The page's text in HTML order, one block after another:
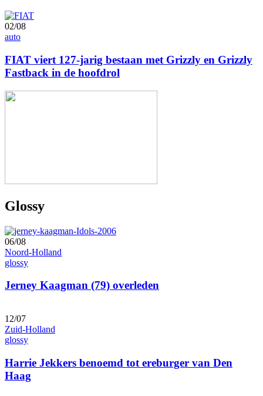
02/08
auto
FIAT viert 127-jarig bestaan met Grizzly en Grizzly
Fastback in de hoofdrol
Image
Glossy
06/08
Noord-Holland
glossy
Jerney Kaagman (79) overleden
12/07
Zuid-Holland
glossy
Harrie Jekkers benoemd tot ereburger van Den
Haag